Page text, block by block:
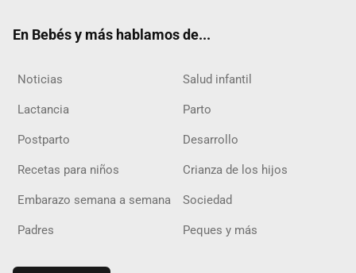
En Bebés y más hablamos de...
Noticias Salud infantil
Lactancia Parto
Postparto Desarrollo
Recetas para niños Crianza de los hijos
Embarazo semana a semana Sociedad
Padres Peques y más